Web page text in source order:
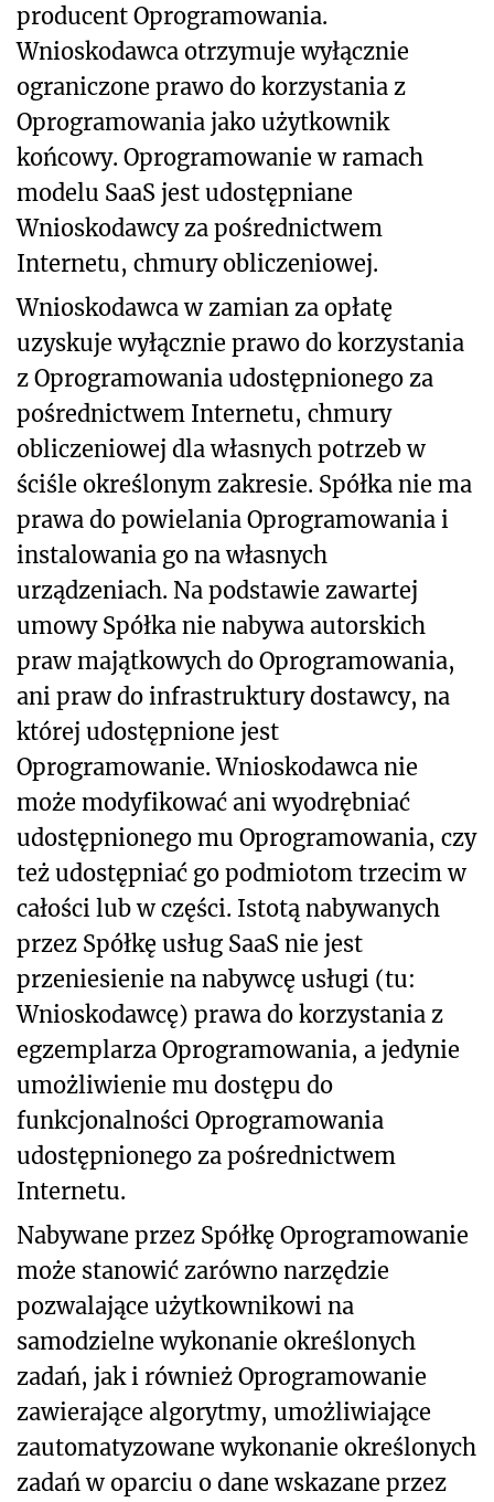
producent Oprogramowania.
Wnioskodawca otrzymuje wyłącznie
ograniczone prawo do korzystania z
Oprogramowania jako użytkownik
końcowy. Oprogramowanie w ramach
modelu SaaS jest udostępniane
Wnioskodawcy za pośrednictwem
Internetu, chmury obliczeniowej.
Wnioskodawca w zamian za opłatę
uzyskuje wyłącznie prawo do korzystania
z Oprogramowania udostępnionego za
pośrednictwem Internetu, chmury
obliczeniowej dla własnych potrzeb w
ściśle określonym zakresie. Spółka nie ma
prawa do powielania Oprogramowania i
instalowania go na własnych
urządzeniach. Na podstawie zawartej
umowy Spółka nie nabywa autorskich
praw majątkowych do Oprogramowania,
ani praw do infrastruktury dostawcy, na
której udostępnione jest
Oprogramowanie. Wnioskodawca nie
może modyfikować ani wyodrębniać
udostępnionego mu Oprogramowania, czy
też udostępniać go podmiotom trzecim w
całości lub w części. Istotą nabywanych
przez Spółkę usług SaaS nie jest
przeniesienie na nabywcę usługi (tu:
Wnioskodawcę) prawa do korzystania z
egzemplarza Oprogramowania, a jedynie
umożliwienie mu dostępu do
funkcjonalności Oprogramowania
udostępnionego za pośrednictwem
Internetu.
Nabywane przez Spółkę Oprogramowanie
może stanowić zarówno narzędzie
pozwalające użytkownikowi na
samodzielne wykonanie określonych
zadań, jak i również Oprogramowanie
zawierające algorytmy, umożliwiające
zautomatyzowane wykonanie określonych
zadań w oparciu o dane wskazane przez